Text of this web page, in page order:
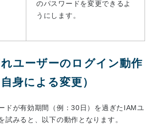
のパスワードを変更できるよ
うにします。
ユーザーのログイン動作
身による変更）
ドが有効期間（例：30日）を過ぎたIAMユ
試みると、以下の動作となります。